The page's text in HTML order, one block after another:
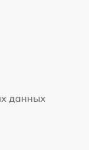
данных